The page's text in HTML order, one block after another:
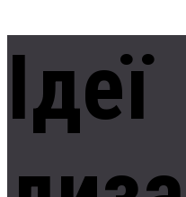
Ідеї